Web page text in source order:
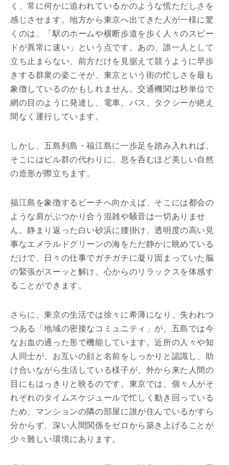
く、常に何かに追われているかのような慌ただしさを
感じさせます。地方から東京へ出てきた人が一様に驚
くのは、「駅のホームや横断歩道を歩く人々のスピー
ドが異常に速い」という点です。あの、誰一人として
立ち止まらない、前方だけを見据えて競うように早歩
きする群衆の姿こそが、東京という街の忙しさを最も
象徴しているのかもしれません。交通機関は秒単位で
網の目のように発達し、電車、バス、タクシーが絶え
間なく運行しています。
しかし、五島列島・福江島に一歩足を踏み入れれば、
そこにはビル群の代わりに、息を呑むほど美しい自然
の造形が際立ちます。
福江島を象徴するビーチへ向かえば、そこには都会の
ような肩がぶつかり合う混雑や騒音は一切ありませ
ん。静まり返った白い砂浜に腰掛け、透明度の高い見
事なエメラルドグリーンの海をただ静かに眺めている
だけで、日々の仕事でガチガチに凝り固まっていた脳
の緊張がスーッと解け、心からのリラックスを体感す
ることができます。
さらに、東京の生活では徐々に希薄になり、失われつ
つある「地域の密接なコミュニティ」が、五島では今
なお血の通った形で機能しています。近所の人々や知
人同士が、お互いの顔と名前をしっかりと認識し、助
け合いながら生活している様子が、外から来た人間の
目にもはっきりと映るのです。東京では、個々人がそ
れぞれのタイムスケジュールで忙しく動き回っている
ため、マンションの隣の部屋に誰が住んでいるかすら
分からず、深い人間関係をゼロから築き上げることが
少々難しい環境にあります。